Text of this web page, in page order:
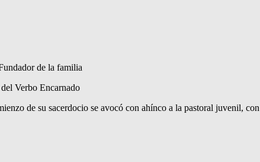
de la familia
del Verbo Encarnado
de su sacerdocio se avocó con ahínco a la pastoral juvenil,